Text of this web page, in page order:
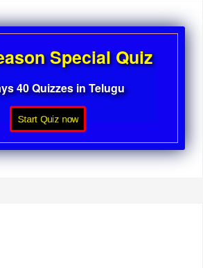
Special Quiz
40 Quizzes in Telugu
Start Quiz now